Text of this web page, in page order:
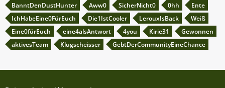
BanntDenDustHunter
Aww0 SicherNicht0 0hh
Ente
IchHabeEine0FürEuch
Die1IstCooler LerouxIsBack
Weiß
Eine0fürEuch
eine4alsAntwort 4you Kirie31
Gewonnen
aktivesTeam
Klugscheisser GebtDerCommunityEineChance